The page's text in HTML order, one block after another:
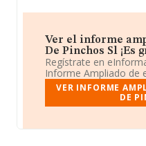
Ver el informe
De Pinchos Sl ¡Es
Regístrate en
Informe Ampliado de
VER INFORME
DE